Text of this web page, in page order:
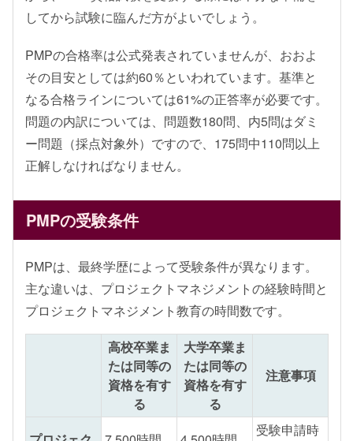
してから試験に臨んだ方がよいでしょう。
PMPの合格率は公式発表されていませんが、おおよ
その目安としては約60％といわれています。基準と
なる合格ラインについては61%の正答率が必要です。
問題の内訳については、問題数180問、内5問はダミ
ー問題（採点対象外）ですので、175問中110問以上
正解しなければなりません。
PMPの受験条件
PMPは、最終学歴によって受験条件が異なります。
主な違いは、プロジェクトマネジメントの経験時間と
プロジェクトマネジメント教育の時間数です。
高校卒業ま
たは同等の
資格を有す
る
大学卒業ま
たは同等の
資格を有す
る
注意事項
受験申請時